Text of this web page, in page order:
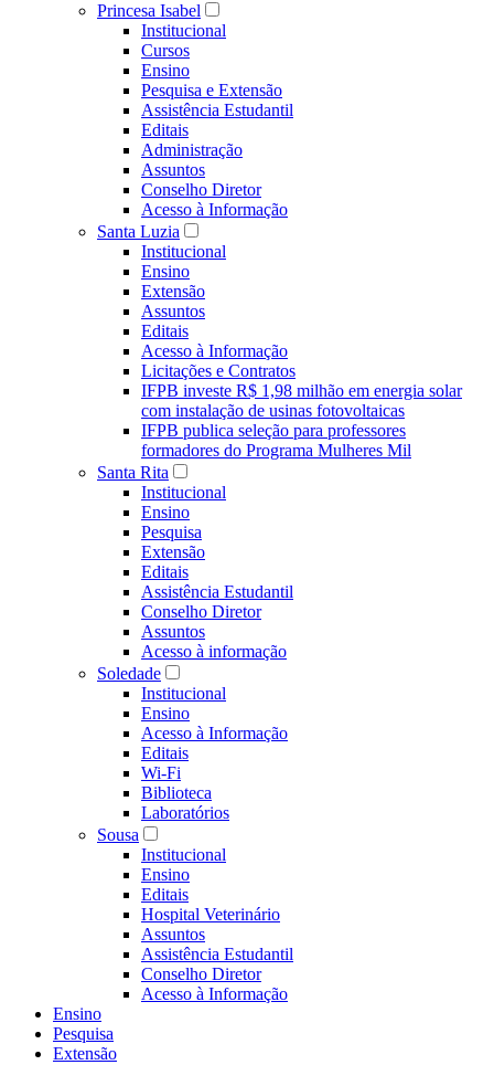
Princesa Isabel
Institucional
Cursos
Ensino
Pesquisa e Extensão
Assistência Estudantil
Editais
Administração
Assuntos
Conselho Diretor
Acesso à Informação
Santa Luzia
Institucional
Ensino
Extensão
Assuntos
Editais
Acesso à Informação
Licitações e Contratos
IFPB investe R$ 1,98 milhão em energia solar
com instalação de usinas fotovoltaicas
IFPB publica seleção para professores
formadores do Programa Mulheres Mil
Santa Rita
Institucional
Ensino
Pesquisa
Extensão
Editais
Assistência Estudantil
Conselho Diretor
Assuntos
Acesso à informação
Soledade
Institucional
Ensino
Acesso à Informação
Editais
Wi-Fi
Biblioteca
Laboratórios
Sousa
Institucional
Ensino
Editais
Hospital Veterinário
Assuntos
Assistência Estudantil
Conselho Diretor
Acesso à Informação
Ensino
Pesquisa
Extensão